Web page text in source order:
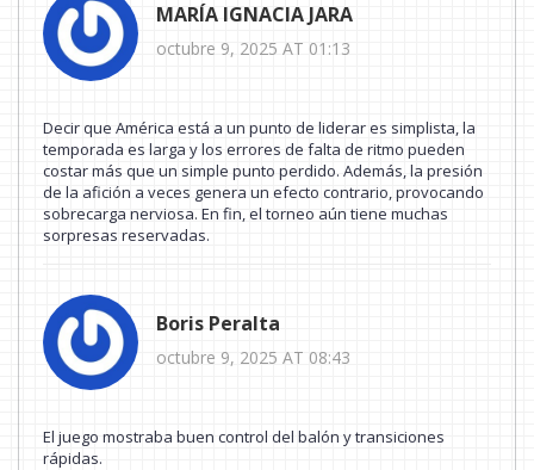
MARÍA IGNACIA JARA
octubre 9, 2025 AT 01:13
Decir que América está a un punto de liderar es simplista, la
temporada es larga y los errores de falta de ritmo pueden
costar más que un simple punto perdido. Además, la presión
de la afición a veces genera un efecto contrario, provocando
sobrecarga nerviosa. En fin, el torneo aún tiene muchas
sorpresas reservadas.
Boris Peralta
octubre 9, 2025 AT 08:43
El juego mostraba buen control del balón y transiciones
rápidas.